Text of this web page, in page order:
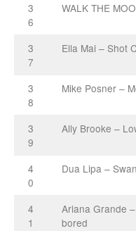
3
6
WALK THE
3
7
Ella Mai – Shot
3
8
Mike Posner –
3
9
Ally Brooke –
4
0
Dua Lipa –
4
1
Ariana Grande
bored